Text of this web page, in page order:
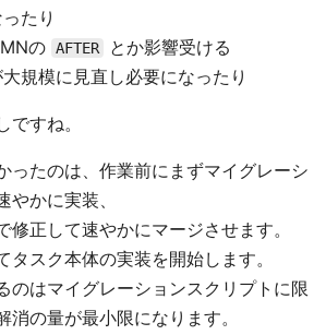
たり
の AFTER
とか影響受ける
規模に見直し必要になったり
すね。
ったのは、作業前にまずマイグレーシ
やかに実装、
修正して速やかにマージさせます。
タスク本体の実装を開始します。
のはマイグレーションスクリプトに限
消の量が最小限になります。